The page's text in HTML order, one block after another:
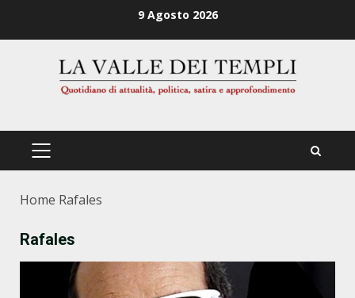
9 Agosto 2026
PRIMÄRES
Home Rafales
Rafales